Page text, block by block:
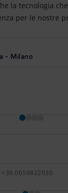
la tecnologia
per le nostre
- Milano